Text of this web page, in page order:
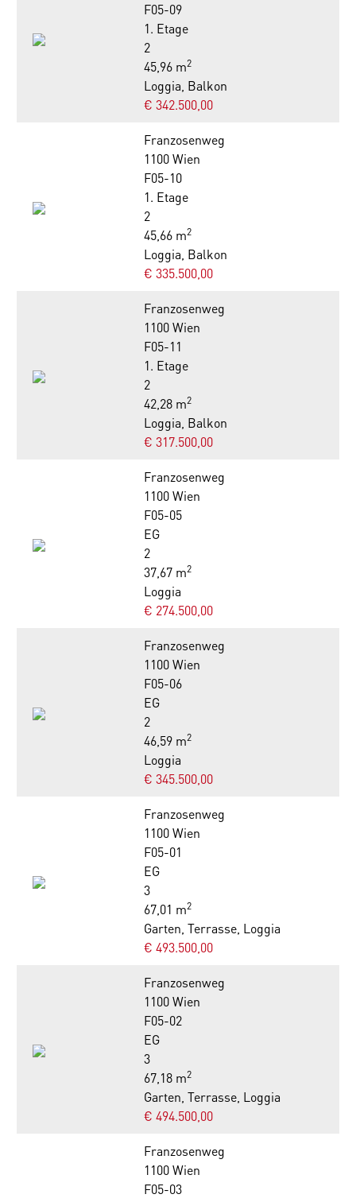
F05-09
1. Etage
2
45,96 m2
Loggia, Balkon
€ 342.500,00
Franzosenweg
1100 Wien
F05-10
1. Etage
2
45,66 m2
Loggia, Balkon
€ 335.500,00
Franzosenweg
1100 Wien
F05-11
1. Etage
2
42,28 m2
Loggia, Balkon
€ 317.500,00
Franzosenweg
1100 Wien
F05-05
EG
2
37,67 m2
Loggia
€ 274.500,00
Franzosenweg
1100 Wien
F05-06
EG
2
46,59 m2
Loggia
€ 345.500,00
Franzosenweg
1100 Wien
F05-01
EG
3
67,01 m2
Garten, Terrasse, Loggia
€ 493.500,00
Franzosenweg
1100 Wien
F05-02
EG
3
67,18 m2
Garten, Terrasse, Loggia
€ 494.500,00
Franzosenweg
1100 Wien
F05-03